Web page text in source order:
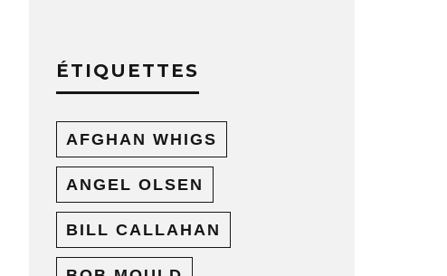
ÉTIQUETTES
AFGHAN WHIGS
ANGEL OLSEN
BILL CALLAHAN